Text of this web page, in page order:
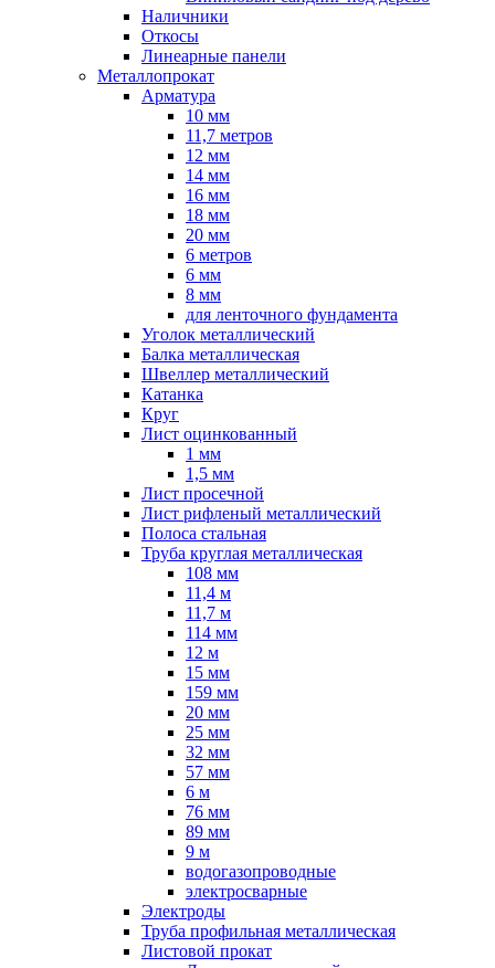
Наличники
Откосы
Линеарные панели
Металлопрокат
Арматура
10 мм
11,7 метров
12 мм
14 мм
16 мм
18 мм
20 мм
6 метров
6 мм
8 мм
для ленточного фундамента
Уголок металлический
Балка металлическая
Швеллер металлический
Катанка
Круг
Лист оцинкованный
1 мм
1,5 мм
Лист просечной
Лист рифленый металлический
Полоса стальная
Труба круглая металлическая
108 мм
11,4 м
11,7 м
114 мм
12 м
15 мм
159 мм
20 мм
25 мм
32 мм
57 мм
6 м
76 мм
89 мм
9 м
водогазопроводные
электросварные
Электроды
Труба профильная металлическая
Листовой прокат